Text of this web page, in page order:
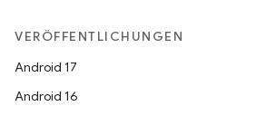
VERÖFFENTLICHUNGEN
Android 17
Android 16